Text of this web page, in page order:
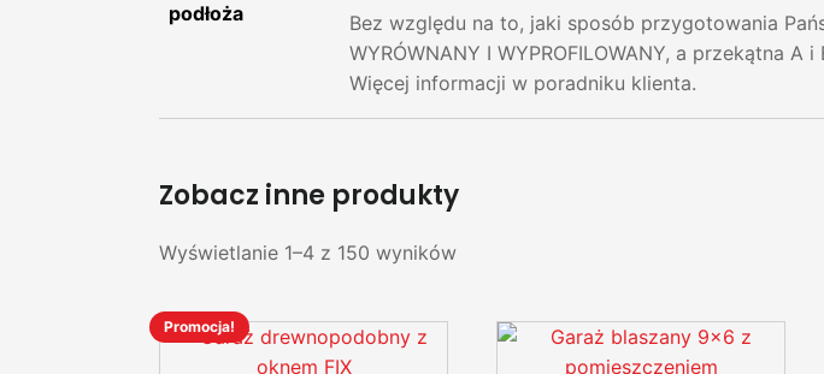
podłoża
Bez względu na to, jaki sposób przygotowania
WYRÓWNANY I WYPROFILOWANY, a przekątna A
Więcej informacji w poradniku klienta.
Zobacz inne produkty
Wyświetlanie 1–4 z 150 wyników
Promocja!
Ten